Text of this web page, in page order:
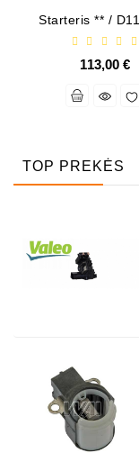
Starteris ** /
113,00 €
TOP PREKĖS